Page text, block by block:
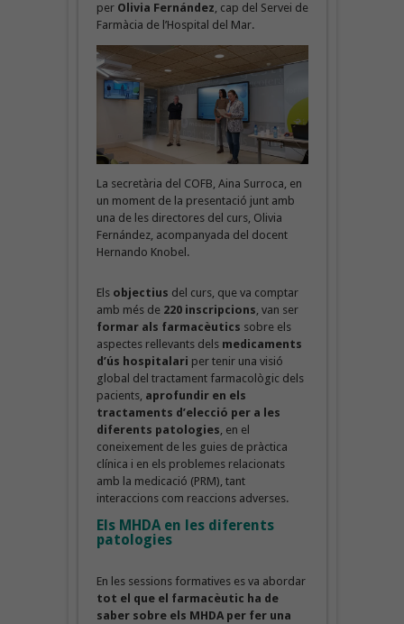
per Olivia Fernández , cap del Servei de
Farmàcia de l’Hospital del Mar.
La secretària del COFB, Aina Surroca, en
un moment de la presentació junt amb
una de les directores del curs, Olivia
Fernández, acompanyada del docent
Hernando Knobel.
Els objectius del curs, que va comptar
amb més de 220 inscripcions , van ser
formar als farmacèutics sobre els
aspectes rellevants dels medicaments
d’ús hospitalari per tenir una visió
global del tractament farmacològic dels
pacients, aprofundir en els
tractaments d’elecció per a les
diferents patologies , en el
coneixement de les guies de pràctica
clínica i en els problemes relacionats
amb la medicació (PRM), tant
interaccions com reaccions adverses.
Els MHDA en les diferents
patologies
En les sessions formatives es va abordar
tot el que el farmacèutic ha de
saber sobre els MHDA per fer una